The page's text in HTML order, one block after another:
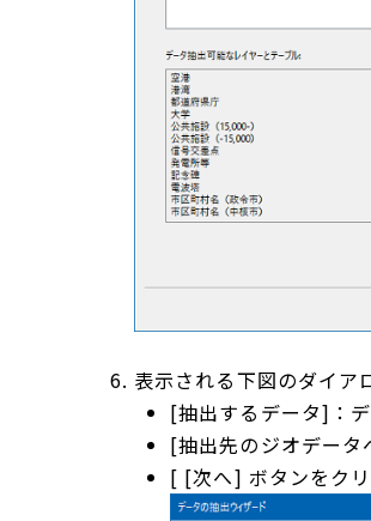
表示される下図のダイア
[抽出するデータ]：
[抽出先のジオデータ
[ [次へ] ボタンをク